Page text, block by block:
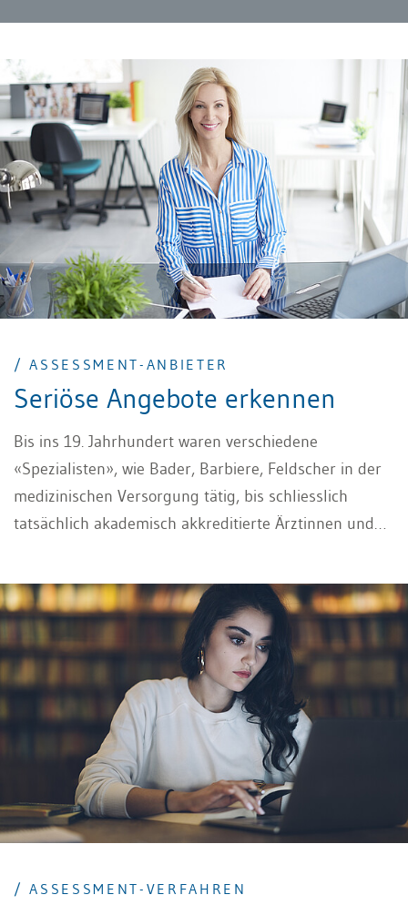
/ ASSESSMENT-ANBIETER
Seriöse Angebote erkennen
Bis ins 19. Jahrhundert waren verschiedene
«Spezialisten», wie Bader, Barbiere, Feldscher in der
medizinischen Versorgung tätig, bis schliesslich
tatsächlich akademisch akkreditierte Ärztinnen und
Coaches, Beraterinnen und Berater, Consultants,
psychologisch ausgebildete Diagnostikerinnen und
Diagnostiker. Doch wie stellen Sie sicher, dass es sich
um ein seriöses, faires und professionelles Angebot
handelt?
/ ASSESSMENT-VERFAHREN